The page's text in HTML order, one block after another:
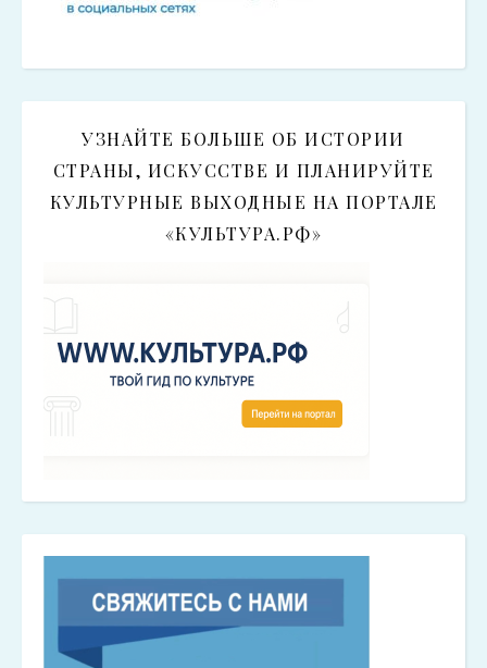
УЗНАЙТЕ БОЛЬШЕ ОБ ИСТОРИИ
СТРАНЫ, ИСКУССТВЕ И ПЛАНИРУЙТЕ
КУЛЬТУРНЫЕ ВЫХОДНЫЕ НА ПОРТАЛЕ
«КУЛЬТУРА.РФ»